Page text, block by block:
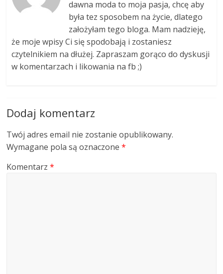
dawna moda to moja pasja, chcę aby
była tez sposobem na życie, dlatego
założyłam tego bloga. Mam nadzieję,
że moje wpisy Ci się spodobają i zostaniesz
czytelnikiem na dłużej. Zapraszam gorąco do dyskusji
w komentarzach i likowania na fb ;)
Dodaj komentarz
Twój adres email nie zostanie opublikowany.
Wymagane pola są oznaczone*
Komentarz*